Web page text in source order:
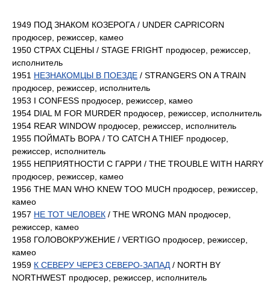
1949 ПОД ЗНАКОМ КОЗЕРОГА / UNDER CAPRICORN
продюсер, режиссер, камео
1950 СТРАХ СЦЕНЫ / STAGE FRIGHT продюсер, режиссер,
исполнитель
1951 НЕЗНАКОМЦЫ В ПОЕЗДЕ / STRANGERS ON A TRAIN
продюсер, режиссер, исполнитель
1953 I CONFESS продюсер, режиссер, камео
1954 DIAL M FOR MURDER продюсер, режиссер, исполнитель
1954 REAR WINDOW продюсер, режиссер, исполнитель
1955 ПОЙМАТЬ ВОРА / TO CATCH A THIEF продюсер,
режиссер, исполнитель
1955 НЕПРИЯТНОСТИ С ГАРРИ / THE TROUBLE WITH HARRY
продюсер, режиссер, камео
1956 THE MAN WHO KNEW TOO MUCH продюсер, режиссер,
камео
1957 НЕ ТОТ ЧЕЛОВЕК / THE WRONG MAN продюсер,
режиссер, камео
1958 ГОЛОВОКРУЖЕНИЕ / VERTIGO продюсер, режиссер,
камео
1959 К СЕВЕРУ ЧЕРЕЗ СЕВЕРО-ЗАПАД / NORTH BY
NORTHWEST продюсер, режиссер, исполнитель